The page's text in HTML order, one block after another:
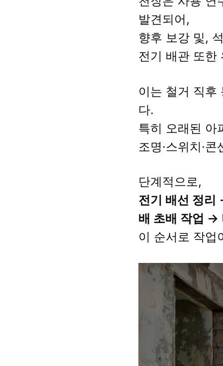
발견되어,
향후 보강 및,
전기 배관 또한
이는 철거 직후
다.
특히 오래된 아
조명·스위치·
단계적으로,
전기 배선 정
배 초배 작업 →
이 순서로 작업